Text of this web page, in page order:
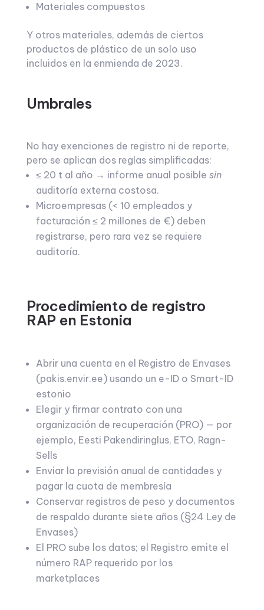
Materiales compuestos
Y otros materiales, además de ciertos
productos de plástico de un solo uso
incluidos en la enmienda de 2023.
Umbrales
No hay exenciones de registro ni de reporte,
pero se aplican dos reglas simplificadas:
≤ 20 t al año → informe anual posible sin
auditoría externa costosa.
Microempresas (< 10 empleados y
facturación ≤ 2 millones de €) deben
registrarse, pero rara vez se requiere
auditoría.
Procedimiento de registro
RAP en Estonia
Abrir una cuenta en el Registro de Envases
(pakis.envir.ee) usando un e-ID o Smart-ID
estonio
Elegir y firmar contrato con una
organización de recuperación (PRO) — por
ejemplo, Eesti Pakendiringlus, ETO, Ragn-
Sells
Enviar la previsión anual de cantidades y
pagar la cuota de membresía
Conservar registros de peso y documentos
de respaldo durante siete años (§24 Ley de
Envases)
El PRO sube los datos; el Registro emite el
número RAP requerido por los
marketplaces